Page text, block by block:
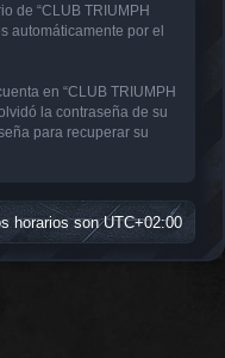
de “CLUB TRIUMPH
automáticamente por el
en “CLUB TRIUMPH
la contraseña de su
para recuperar su
horarios sonUTC+02:00